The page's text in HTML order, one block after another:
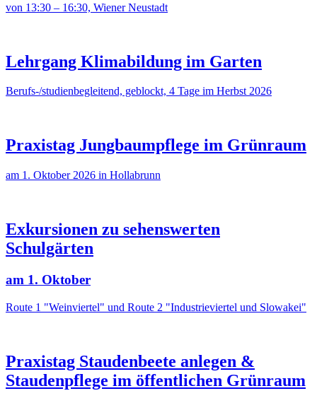
von 13:30 – 16:30, Wiener Neustadt
Lehrgang Klimabildung im Garten
Berufs-/studienbegleitend, geblockt, 4 Tage im Herbst 2026
Praxistag Jungbaumpflege im Grünraum
am 1. Oktober 2026 in Hollabrunn
Exkursionen zu sehenswerten
Schulgärten
am 1. Oktober
Route 1 "Weinviertel" und Route 2 "Industrieviertel und Slowakei"
Praxistag Staudenbeete anlegen &
Staudenpflege im öffentlichen Grünraum